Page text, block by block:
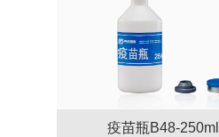
疫苗瓶B48-250ml